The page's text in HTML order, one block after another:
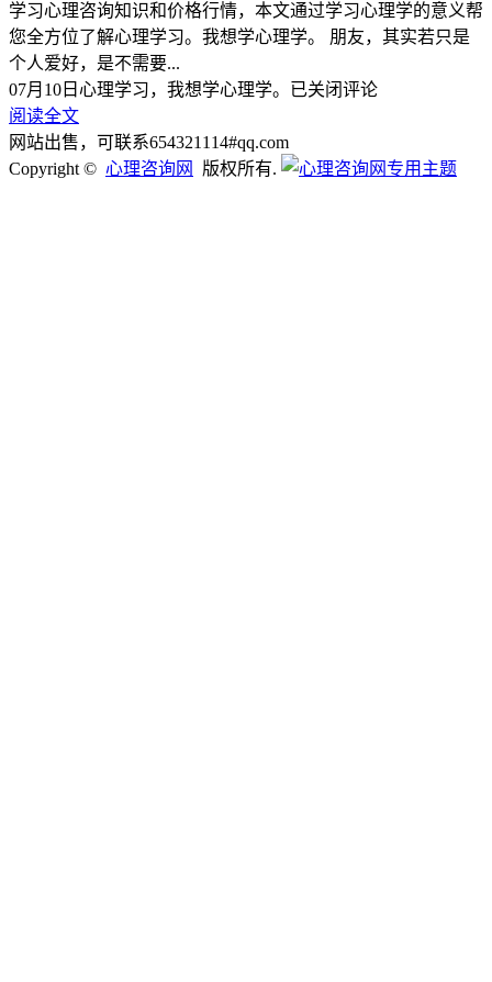
学习心理咨询知识和价格行情，本文通过学习心理学的意义帮
您全方位了解心理学习。我想学心理学。 朋友，其实若只是
个人爱好，是不需要...
07月10日 心理学习，我想学心理学。 已关闭评论
阅读全文
网站出售，可联系654321114#qq.com
Copyright © 心理咨询网 版权所有.